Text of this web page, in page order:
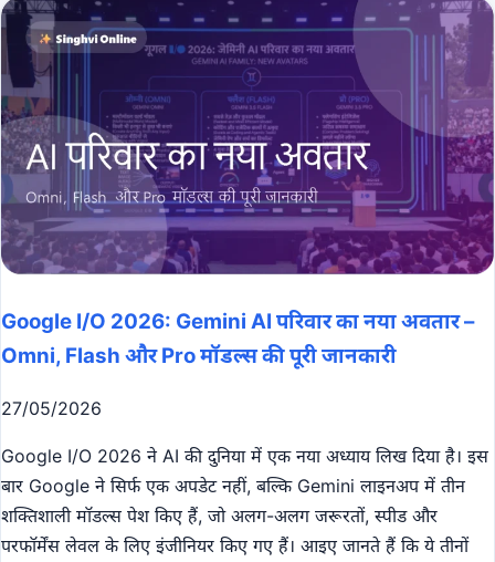
Google I/O 2026: Gemini AI परिवार का नया अवतार –
Omni, Flash और Pro मॉडल्स की पूरी जानकारी
27/05/2026
Google I/O 2026 ने AI की दुनिया में एक नया अध्याय लिख दिया है। इस
बार Google ने सिर्फ एक अपडेट नहीं, बल्कि Gemini लाइनअप में तीन
शक्तिशाली मॉडल्स पेश किए हैं, जो अलग-अलग जरूरतों, स्पीड और
परफॉर्मेंस लेवल के लिए इंजीनियर किए गए हैं। आइए जानते हैं कि ये तीनों